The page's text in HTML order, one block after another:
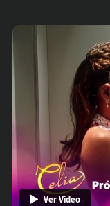
Ver Video